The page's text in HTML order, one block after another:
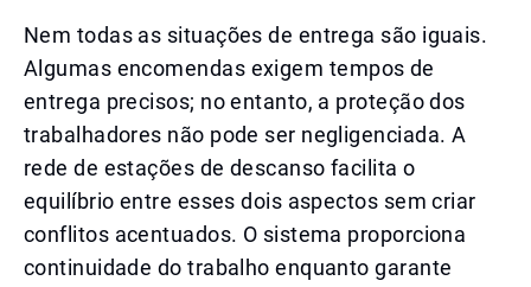
Nem todas as situações de entrega são iguais.
Algumas encomendas exigem tempos de
entrega precisos; no entanto, a proteção dos
trabalhadores não pode ser negligenciada. A
rede de estações de descanso facilita o
equilíbrio entre esses dois aspectos sem criar
conflitos acentuados. O sistema proporciona
continuidade do trabalho enquanto garante